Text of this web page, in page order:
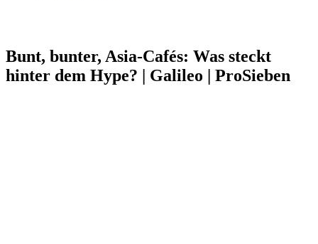
Bunt, bunter, Asia-Cafés: Was steckt
hinter dem Hype? | Galileo | ProSieben